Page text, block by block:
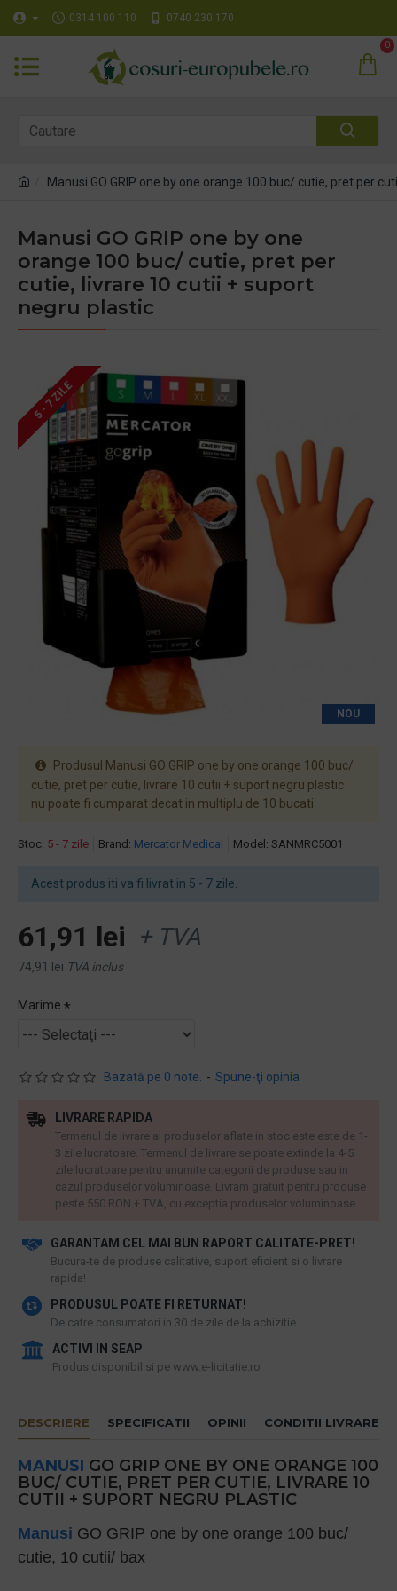
0314 100 110 0740 230 170
0
Manusi GO GRIP one by one orange 100 buc/ cutie, pret per
Manusi GO GRIP one by one
orange 100 buc/ cutie, pret per
cutie, livrare 10 cutii + suport
negru plastic
NOU
5 - 7 ZILE
Stoc: 5 - 7 zile Brand: Mercator Medical Model: SANMRC5001
Acest produs iti va fi livrat in 5 - 7 zile.
Bazată pe 0 note. - Spune-ţi opinia
61,91 lei + TVA
74,91 lei TVA inclus
Marime
Produsul Manusi GO GRIP one by one orange 100 buc/
cutie, pret per cutie, livrare 10 cutii + suport negru plastic
nu poate fi cumparat decat in multiplu de 10 bucati
GARANTAM CEL MAI BUN RAPORT CALITATE-PRET!
​Bucura-te de produse calitative, suport eficient si o livrare
rapida!
PRODUSUL POATE FI RETURNAT!
De catre consumatori in 30 de zile de la achizitie
ACTIVI IN SEAP
Produs disponibil si pe www.e-licitatie.ro
LIVRARE RAPIDA
Termenul de livrare al produselor aflate in stoc este este de 1-
3 zile lucratoare. Termenul de livrare se poate extinde la 4-5
zile lucratoare pentru anumite categorii de produse sau in
cazul produselor voluminoase. Livram gratuit pentru produse
peste 550 RON + TVA, cu exceptia produselor voluminoase.
DESCRIERE SPECIFICATII OPINII CONDITII LIVRARE
MANUSI GO GRIP ONE BY ONE ORANGE 100
BUC/ CUTIE, PRET PER CUTIE, LIVRARE 10
CUTII + SUPORT NEGRU PLASTIC
Manusi GO GRIP one by one orange 100 buc/
cutie, 10 cutii/ bax